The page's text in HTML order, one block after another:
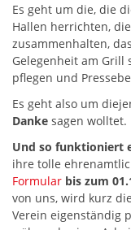
Es geht um die, die
Hallen herrichten,
zusammenhalten,
Gelegenheit am Grill
pflegen und
Es geht also um
Danke sagen wolltet.
Und so funktioniert
ihre tolle
Formular bis zum
von uns, wird kurz
Verein eigenständig